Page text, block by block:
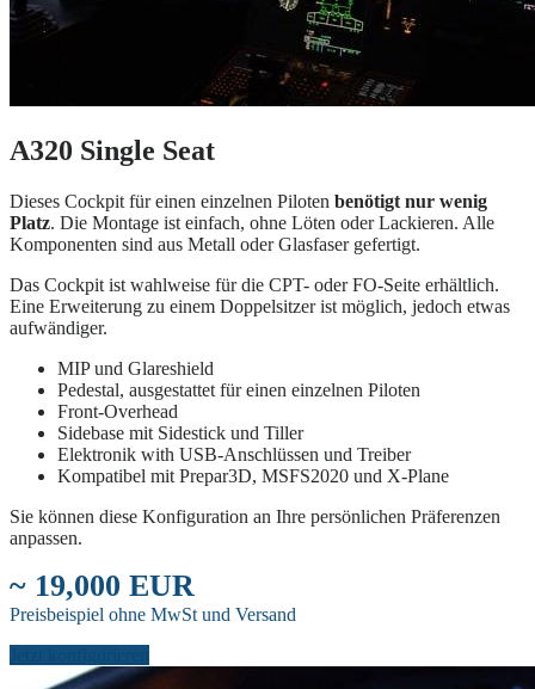
A320 Single Seat
Dieses Cockpit für einen einzelnen Piloten benötigt nur wenig
Platz. Die Montage ist einfach, ohne Löten oder Lackieren. Alle
Komponenten sind aus Metall oder Glasfaser gefertigt.
Das Cockpit ist wahlweise für die CPT- oder FO-Seite erhältlich.
Eine Erweiterung zu einem Doppelsitzer ist möglich, jedoch etwas
aufwändiger.
MIP und Glareshield
Pedestal, ausgestattet für einen einzelnen Piloten
Front-Overhead
Sidebase mit Sidestick und Tiller
Elektronik with USB-Anschlüssen und Treiber
Kompatibel mit Prepar3D, MSFS2020 und X-Plane
Sie können diese Konfiguration an Ihre persönlichen Präferenzen
anpassen.
~ 19,000 EUR
Preisbeispiel ohne MwSt und Versand